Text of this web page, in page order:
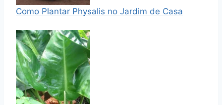
Como Plantar Physalis no Jardim de Casa